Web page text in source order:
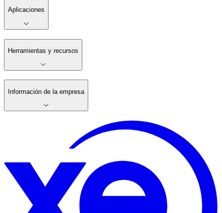
Aplicaciones
Herramientas y recursos
Información de la empresa